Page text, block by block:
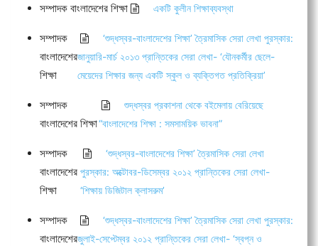
সম্পাদক বাংলাদেশের শিক্ষা একটি কুলীন শিক্ষাব্যবস্থা
সম্পাদক
বাংলাদেশের
শিক্ষা
‘শুদ্ধস্বর-বাংলাদেশের শিক্ষা’ ত্রৈমাসিক সেরা লেখা পুরস্কার:
জানুয়ারি-মার্চ ২০১৩ প্রান্তিকের সেরা লেখা- ‘যৌনকর্মীর ছেলে-
মেয়েদের শিক্ষার জন্য একটি স্কুল ও ব্যক্তিগত প্রতিক্রিয়া’
সম্পাদক
বাংলাদেশের শিক্ষা
শুদ্ধস্বর প্রকাশনা থেকে বইমেলায় বেরিয়েছে
“বাংলাদেশের শিক্ষা : সমসাময়িক ভাবনা”
সম্পাদক
বাংলাদেশের
শিক্ষা
‘শুদ্ধস্বর-বাংলাদেশের শিক্ষা’ ত্রৈমাসিক সেরা লেখা
পুরস্কার: অক্টোবর-ডিসেম্বর ২০১২ প্রান্তিকের সেরা লেখা-
‘শিক্ষায় ডিজিটাল ক্লাসরুম’
সম্পাদক
বাংলাদেশের
‘শুদ্ধস্বর-বাংলাদেশের শিক্ষা’ ত্রৈমাসিক সেরা লেখা পুরস্কার:
জুলাই-সেপ্টেম্বর ২০১২ প্রান্তিকের সেরা লেখা- ‘স্বপ্ন ও